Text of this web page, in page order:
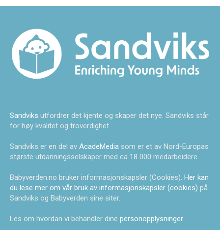
Sandviks utfordrer det kjente og skaper det nye. Sandviks står
for høy kvalitet og troverdighet.
Sandviks er en del av AcadeMedia som er et av Nord-Europas
største utdanningsselskaper med ca 18 000 medarbeidere.
Babyverden.no bruker informasjonskapsler (Cookies). Her kan
du lese mer om vår bruk av informasjonskapsler (cookies) på
Sandviks og Babyverden sine siter.
Les om hvordan vi behandler dine personopplysninger.